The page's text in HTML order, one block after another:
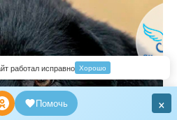
работал исправно Хорошо
Помочь ×